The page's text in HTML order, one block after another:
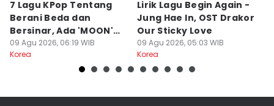
7 Lagu KPop Tentang
Berani Beda dan
Bersinar, Ada 'MOON'
BABYMONSTER
09 Agu 2026, 06:19 WIB
Korea
Lirik Lagu Begin Again -
Jung Hae In, OST Drakor
Our Sticky Love
09 Agu 2026, 05:03 WIB
Korea